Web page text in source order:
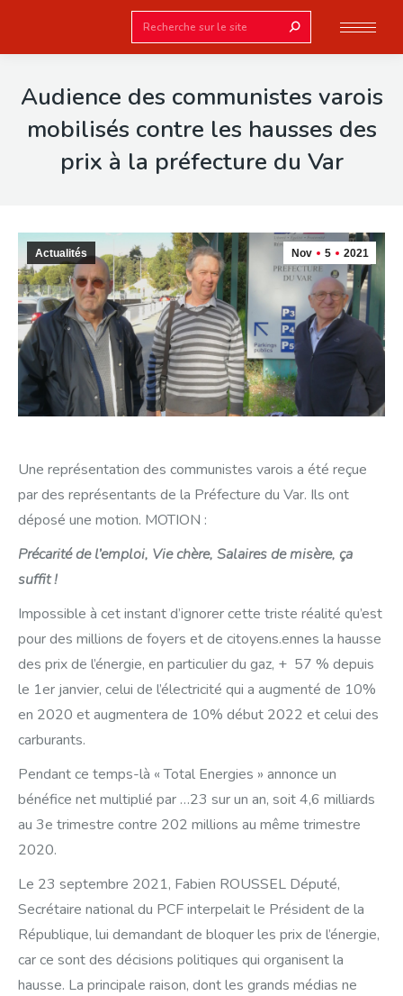
Search:
Audience des communistes varois
mobilisés contre les hausses des
prix à la préfecture du Var
Nov 5 2021
Actualités
Une représentation des communistes varois a été reçue
par des représentants de la Préfecture du Var. Ils ont
déposé une motion. MOTION :
Précarité de l’emploi, Vie chère, Salaires de misère, ça
suffit !
Impossible à cet instant d’ignorer cette triste réalité qu’est
pour des millions de foyers et de citoyens.ennes la hausse
des prix de l’énergie, en particulier du gaz, + 57 % depuis
le 1er janvier, celui de l’électricité qui a augmenté de 10%
en 2020 et augmentera de 10% début 2022 et celui des
carburants.
Pendant ce temps-là « Total Energies » annonce un
bénéfice net multiplié par …23 sur un an, soit 4,6 milliards
au 3e trimestre contre 202 millions au même trimestre
2020.
Le 23 septembre 2021, Fabien ROUSSEL Député,
Secrétaire national du PCF interpelait le Président de la
République, lui demandant de bloquer les prix de l’énergie,
car ce sont des décisions politiques qui organisent la
hausse. La principale raison, dont les grands médias ne